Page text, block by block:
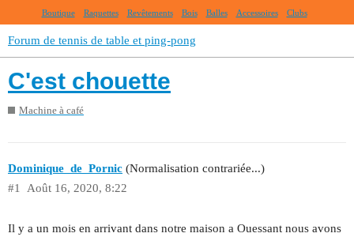
Boutique Raquettes Revêtements Bois Balles Accessoires Clubs
Forum de tennis de table et ping-pong
C'est chouette
Machine à café
Dominique_de_Pornic (Normalisation contrariée...)
Août 16, 2020, 8:22
#1
Il y a un mois en arrivant dans notre maison a Ouessant nous avons